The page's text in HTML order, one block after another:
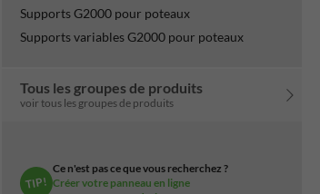
Supports G2000 pour poteaux
Supports variables G2000 pour poteaux
Tous les groupes de produits
voir tous les groupes de produits
TIP!
Ce n'est pas ce que vous recherchez ?
Créer votre panneau en ligne